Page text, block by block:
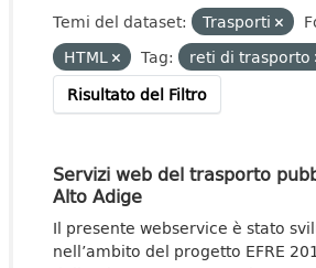
Temi del dataset: Trasporti
HTML
Tag:
reti di trasporto
Risultato del Filtro
Servizi web del trasporto
Alto Adige
Il presente webservice è stato
nell’ambito del progetto EFRE